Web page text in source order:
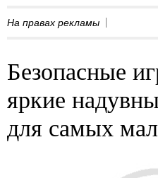
На правах рекламы
Безопасные
яркие
для самых